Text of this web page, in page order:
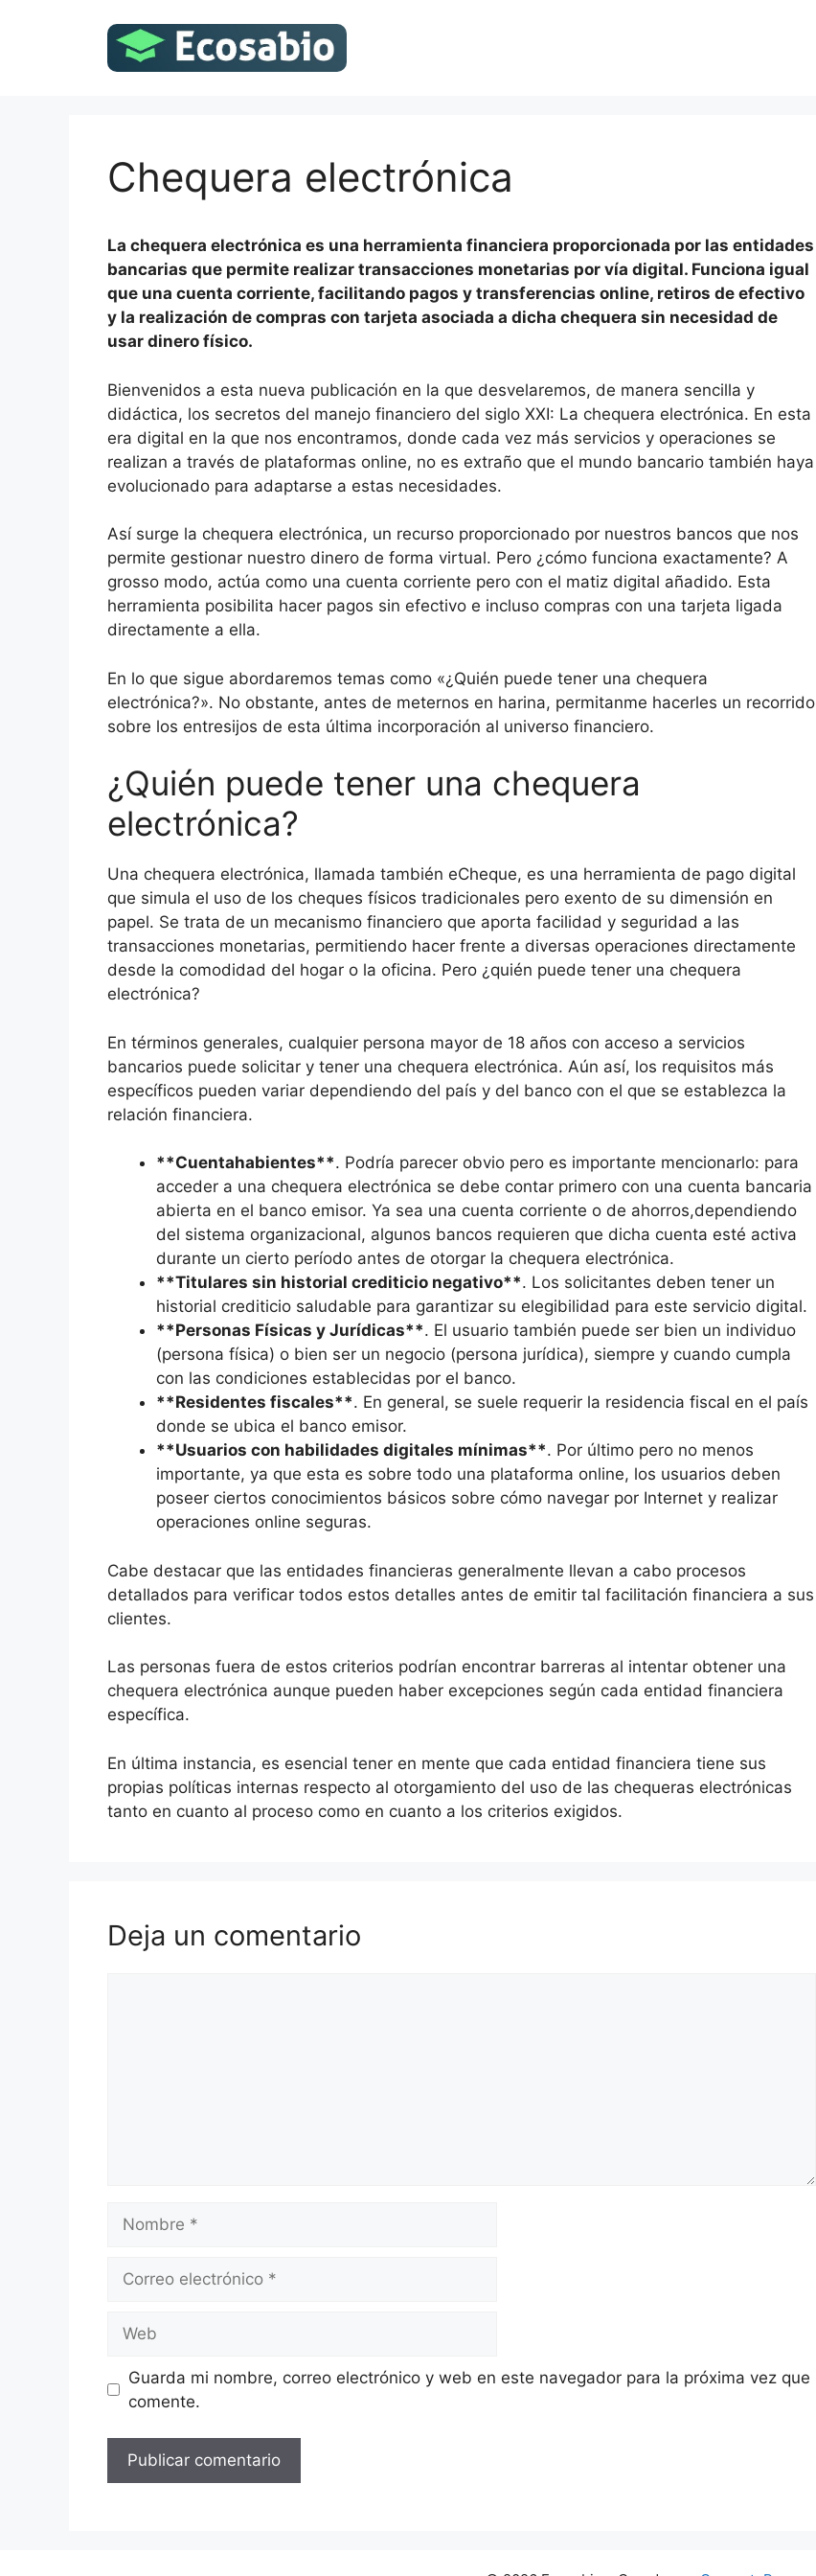
Chequera electrónica
La chequera electrónica es una herramienta financiera proporcionada por las entidades
bancarias que permite realizar transacciones monetarias por vía digital. Funciona igual
que una cuenta corriente, facilitando pagos y transferencias online, retiros de efectivo
y la realización de compras con tarjeta asociada a dicha chequera sin necesidad de
usar dinero físico.
Bienvenidos a esta nueva publicación en la que desvelaremos, de manera sencilla y
didáctica, los secretos del manejo financiero del siglo XXI: La chequera electrónica. En esta
era digital en la que nos encontramos, donde cada vez más servicios y operaciones se
realizan a través de plataformas online, no es extraño que el mundo bancario también haya
evolucionado para adaptarse a estas necesidades.
Así surge la chequera electrónica, un recurso proporcionado por nuestros bancos que nos
permite gestionar nuestro dinero de forma virtual. Pero ¿cómo funciona exactamente? A
grosso modo, actúa como una cuenta corriente pero con el matiz digital añadido. Esta
herramienta posibilita hacer pagos sin efectivo e incluso compras con una tarjeta ligada
directamente a ella.
En lo que sigue abordaremos temas como «¿Quién puede tener una chequera
electrónica?». No obstante, antes de meternos en harina, permitanme hacerles un recorrido
sobre los entresijos de esta última incorporación al universo financiero.
¿Quién puede tener una chequera
electrónica?
Una chequera electrónica, llamada también eCheque, es una herramienta de pago digital
que simula el uso de los cheques físicos tradicionales pero exento de su dimensión en
papel. Se trata de un mecanismo financiero que aporta facilidad y seguridad a las
transacciones monetarias, permitiendo hacer frente a diversas operaciones directamente
desde la comodidad del hogar o la oficina. Pero ¿quién puede tener una chequera
electrónica?
En términos generales, cualquier persona mayor de 18 años con acceso a servicios
bancarios puede solicitar y tener una chequera electrónica. Aún así, los requisitos más
específicos pueden variar dependiendo del país y del banco con el que se establezca la
relación financiera.
**Cuentahabientes**. Podría parecer obvio pero es importante mencionarlo: para
acceder a una chequera electrónica se debe contar primero con una cuenta bancaria
abierta en el banco emisor. Ya sea una cuenta corriente o de ahorros,dependiendo
del sistema organizacional, algunos bancos requieren que dicha cuenta esté activa
durante un cierto período antes de otorgar la chequera electrónica.
**Titulares sin historial crediticio negativo**. Los solicitantes deben tener un
historial crediticio saludable para garantizar su elegibilidad para este servicio digital.
**Personas Físicas y Jurídicas**. El usuario también puede ser bien un individuo
(persona física) o bien ser un negocio (persona jurídica), siempre y cuando cumpla
con las condiciones establecidas por el banco.
**Residentes fiscales**. En general, se suele requerir la residencia fiscal en el país
donde se ubica el banco emisor.
**Usuarios con habilidades digitales mínimas**. Por último pero no menos
importante, ya que esta es sobre todo una plataforma online, los usuarios deben
poseer ciertos conocimientos básicos sobre cómo navegar por Internet y realizar
operaciones online seguras.
Cabe destacar que las entidades financieras generalmente llevan a cabo procesos
detallados para verificar todos estos detalles antes de emitir tal facilitación financiera a sus
clientes.
Las personas fuera de estos criterios podrían encontrar barreras al intentar obtener una
chequera electrónica aunque pueden haber excepciones según cada entidad financiera
específica.
En última instancia, es esencial tener en mente que cada entidad financiera tiene sus
propias políticas internas respecto al otorgamiento del uso de las chequeras electrónicas
tanto en cuanto al proceso como en cuanto a los criterios exigidos.
Deja un comentario
electrónico
Guarda mi nombre, correo electrónico y web en este navegador para la próxima vez que
comente.